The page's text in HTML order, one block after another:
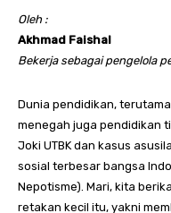
Oleh :
Akhmad Faishal
Bekerja sebagai pengelola
Dunia pendidikan,
menegah juga pendidikan
Joki UTBK dan kasus
sosial terbesar bangsa
Nepotisme). Mari, kita
retakan kecil itu, yakni